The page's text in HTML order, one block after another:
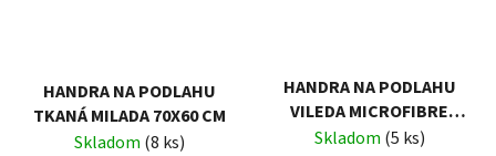
HANDRA NA PODLAHU
TKANÁ MILADA 70X60 CM
Skladom (8 ks)
HANDRA NA PODLAHU
VILEDA MICROFIBRE
COLORS
Skladom (5 ks)